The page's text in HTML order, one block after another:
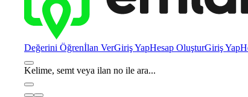
Değerini Öğrenİlan VerGiriş YapHesap OluşturGiriş Yap
Kelime, semt veya ilan no ile ara...